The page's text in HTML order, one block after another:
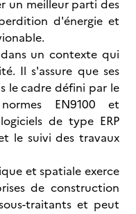
un meilleur parti des
d'énergie et
un contexte qui
Il s'assure que ses
le cadre défini par le
EN9100 et
de type ERP
le suivi des travaux
et spatiale exerce
de construction
traitants et peut